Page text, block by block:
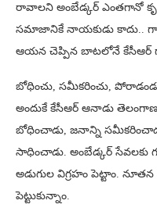
రావాలని అంబేడ్కర్ ఎంతగానో
సమాజానికే నాయకుడు కాదు..
ఆయన చెప్పిన బాటలోనే కేసీఆర్
బోధించు, సమీకరించు,
అందుకే కేసీఆర్ ఆనాడు
బోధించాడు, జనాన్ని
సాధించాడు. అంబేడ్కర్ సేవలకు
అడుగుల విగ్రహం పెట్టాం.
పెట్టుకున్నాం.